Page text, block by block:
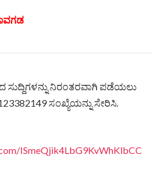
ಸುದ್ದಿಗಳನ್ನು ನಿರಂತರವಾಗಿ ಪಡೆಯಲು
ಸಂಖ್ಯೆಯನ್ನು ಸೇರಿಸಿ.
ISmeQjik4LbG9KvWhKlbCC